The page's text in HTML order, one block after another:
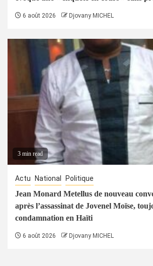
6 août 2026 Djovany MICHEL
3 min read
Actu National Politique
Jean Monard Metellus de nouveau
après l’assassinat de Jovenel Moïse,
condamnation en Haïti
6 août 2026 Djovany MICHEL